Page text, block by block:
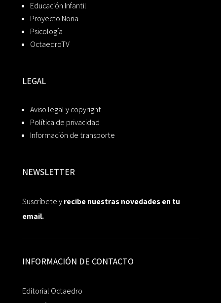
Educación Infantil
Proyecto Noria
Psicología
OctaedroTV
LEGAL
Aviso legal y copyright
Política de privacidad
Información de transporte
NEWSLETTER
Suscríbete yrecibe nuestras novedades en tu
email.
INFORMACIÓN DE CONTACTO
Editorial Octaedro